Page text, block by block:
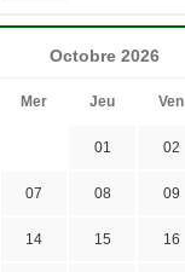
Octobre 2026
Mer Jeu Ven
01 02
07 08 09
14 15 16